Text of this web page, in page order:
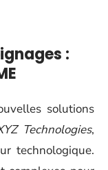
:
solutions
Technologies,
technologique.